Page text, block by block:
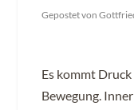
Gepostet von
Es kommt Druck
Bewegung.